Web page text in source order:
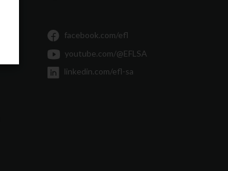
facebook.com/efl
youtube.com/@EFLSA
linkedin.com/efl-sa